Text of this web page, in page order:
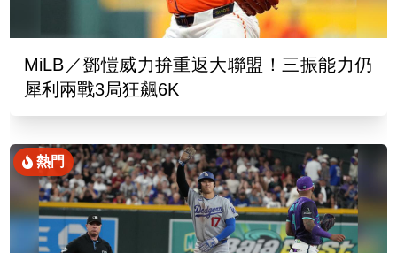
MiLB／鄧愷威力拚重返大聯盟！三振能力仍
犀利兩戰3局狂飆6K
熱門